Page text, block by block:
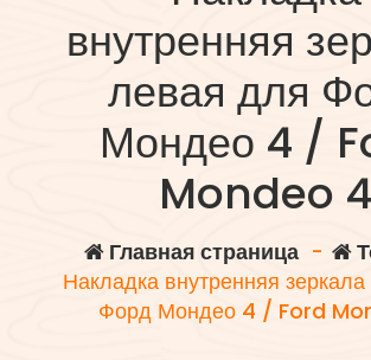
внутренняя
левая для
Мондео 4 /
Mondeo 4
Главная страница-
Накладка внутренняя
Форд Мондео 4 / Ford